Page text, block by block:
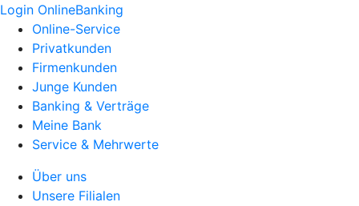
Login OnlineBanking
Online-Service
Privatkunden
Firmenkunden
Junge Kunden
Banking & Verträge
Meine Bank
Service & Mehrwerte
Über uns
Unsere Filialen